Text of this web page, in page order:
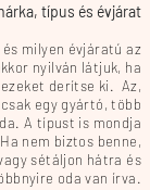
típus és évjárat
milyen évjáratú az
nyilván látjuk, ha
derítse ki. Az,
egy gyártó, több
A típust is mondja
nem biztos benne,
sétáljon hátra és
oda van írva.